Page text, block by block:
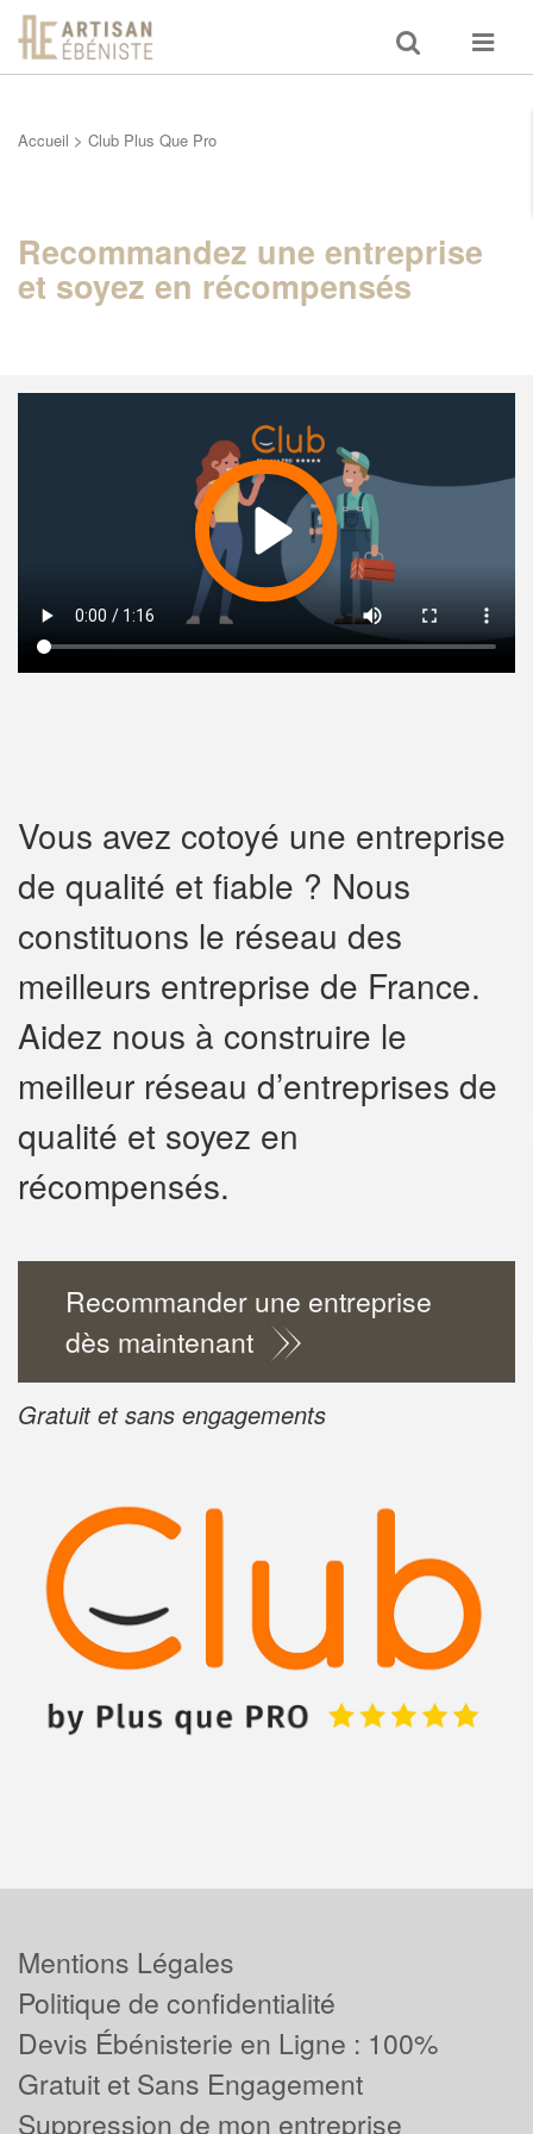
Toggle
search
Toggle
Accueil > Club Plus Que Pro
Recommandez une entreprise
et soyez en récompensés
Vous avez cotoyé une entreprise
de qualité et fiable ? Nous
constituons le réseau des
meilleurs entreprise de France.
Aidez nous à construire le
meilleur réseau d’entreprises de
qualité et soyez en
récompensés.
Recommander une entreprise
dès maintenant
Gratuit et sans engagements
✕
nouveaux clients
Mentions Légales
Politique de confidentialité
Devis Ébénisterie en Ligne : 100%
Gratuit et Sans Engagement
Suppression de mon entreprise